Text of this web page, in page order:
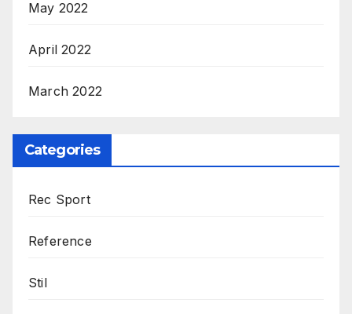
May 2022
April 2022
March 2022
Categories
Rec Sport
Reference
Stil